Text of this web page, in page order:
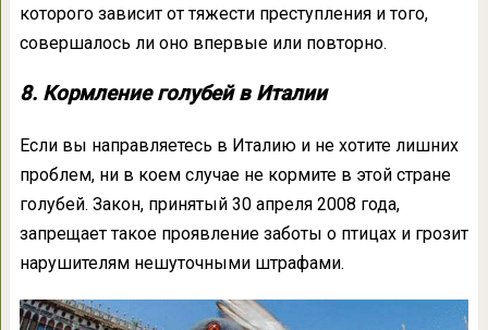
которого зависит от тяжести преступления и того,
совершалось ли оно впервые или повторно.
8. Кормление голубей в Италии
Если вы направляетесь в Италию и не хотите лишних
проблем, ни в коем случае не кормите в этой стране
голубей. Закон, принятый 30 апреля 2008 года,
запрещает такое проявление заботы о птицах и грозит
нарушителям нешуточными штрафами.